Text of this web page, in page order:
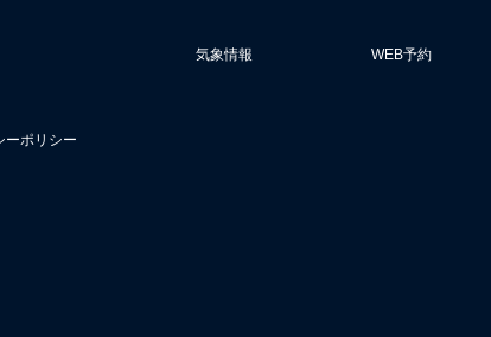
ーポリシー
気象情報 WEB予約